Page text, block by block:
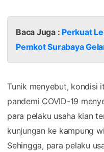
Baca Juga : Perkuat
Pemkot Surabaya
Tunik menyebut, kondisi
pandemi COVID-19
para pelaku usaha kian
kunjungan ke kampung
Sehingga, para pelaku